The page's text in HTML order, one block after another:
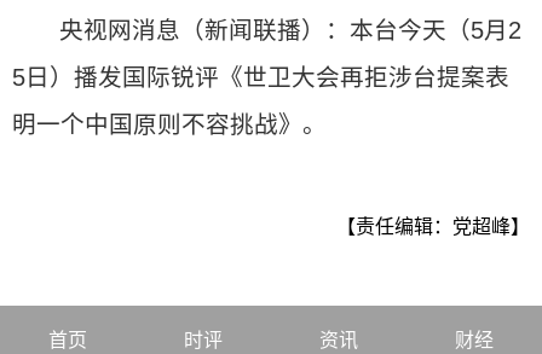
央视网消息（新闻联播）：本台今天（5月2
5日）播发国际锐评《世卫大会再拒涉台提案表
明一个中国原则不容挑战》。
【责任编辑：党超峰】
首页 时评 资讯 财经